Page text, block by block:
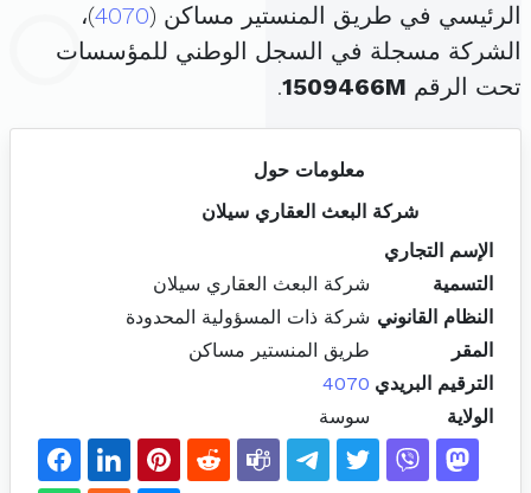
الرئيسي في طريق المنستير مساكن (4070)،
الشركة مسجلة في السجل الوطني للمؤسسات
تحت الرقم 1509466M
.
معلومات حول
شركة البعث العقاري سيلان
الإسم التجاري
التسمية
شركة البعث العقاري سيلان
النظام القانوني شركة ذات المسؤولية المحدودة
المقر
طريق المنستير مساكن
الترقيم البريدي 4070
الولاية
سوسة